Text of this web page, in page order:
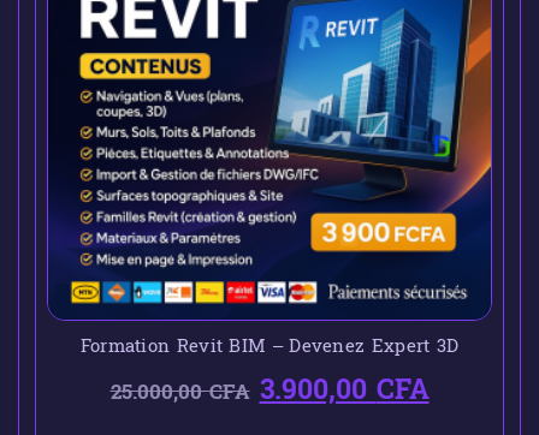
Formation Revit BIM – Devenez Expert 3D
25.000,00CFA 3.900,00CFA